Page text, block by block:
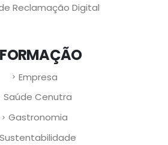
Reclamação Digital
Empresa
Saúde Cenutra
Gastronomia
Sustentabilidade